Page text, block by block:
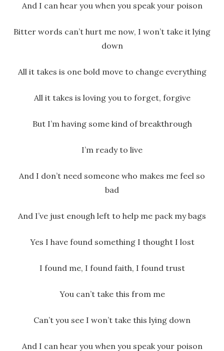
And I can hear you when you speak your poison
Bitter words can’t hurt me now, I won’t take it lying
down
All it takes is one bold move to change everything
All it takes is loving you to forget, forgive
But I’m having some kind of breakthrough
I’m ready to live
And I don’t need someone who makes me feel so
bad
And I’ve just enough left to help me pack my bags
Yes I have found something I thought I lost
I found me, I found faith, I found trust
You can’t take this from me
Can’t you see I won’t take this lying down
And I can hear you when you speak your poison